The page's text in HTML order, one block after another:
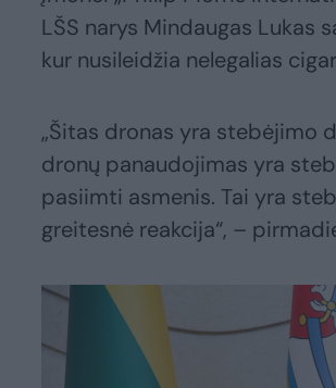
LŠS narys Mindaugas
kur nusileidžia nelegalias
„Šitas dronas yra stebėjimo
dronų panaudojimas yra
pasiimti asmenis. Tai yra
greitesnė reakcija“, –